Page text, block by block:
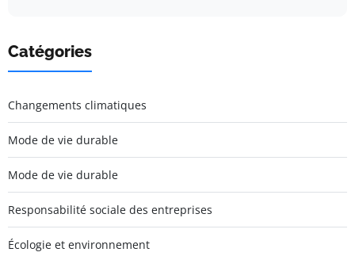
Catégories
Changements climatiques
Mode de vie durable
Mode de vie durable
Responsabilité sociale des entreprises
Écologie et environnement